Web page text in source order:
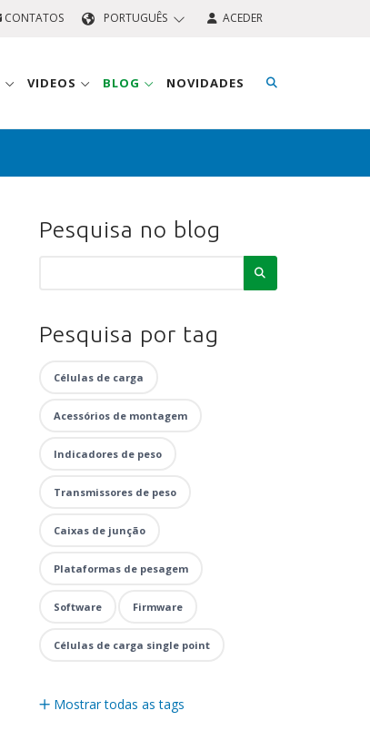
CONTATOS PORTUGUÊS ACEDER
VIDEOS BLOG NOVIDADES
Pesquisa no blog
Pesquisa por tag
Células de carga
Acessórios de montagem
Indicadores de peso
Transmissores de peso
Caixas de junção
Plataformas de pesagem
Software Firmware
Células de carga single point
Mostrar todas as tags